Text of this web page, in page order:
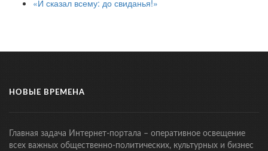
«И сказал всему: до свиданья!»
НОВЫЕ ВРЕМЕНА
Главная задача Интернет-портала – оперативное освещение
всех важных общественно-политических, культурных и бизнес